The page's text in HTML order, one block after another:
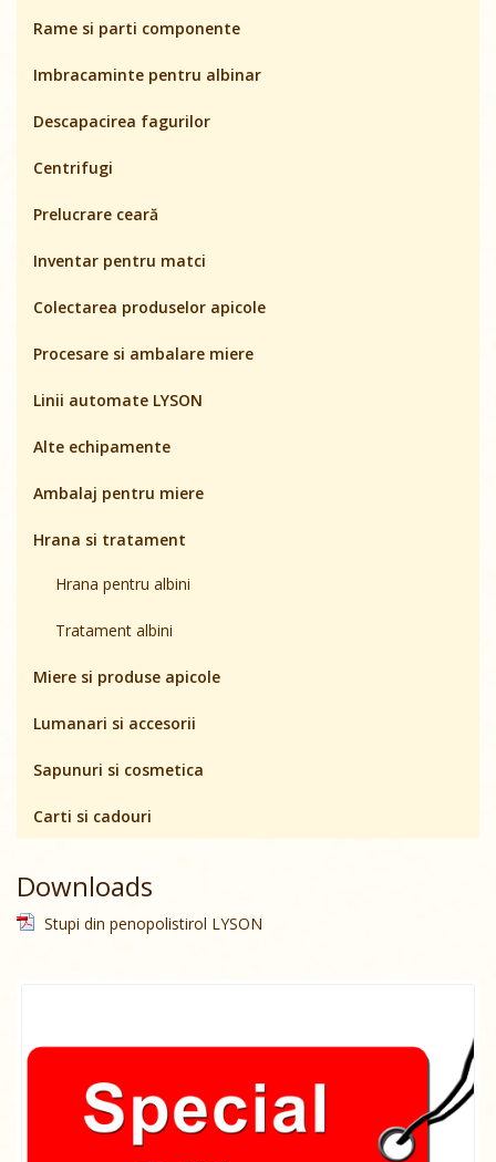
Rame si parti componente
Imbracaminte pentru albinar
Descapacirea fagurilor
Centrifugi
Prelucrare ceară
Inventar pentru matci
Colectarea produselor apicole
Procesare si ambalare miere
Linii automate LYSON
Alte echipamente
Ambalaj pentru miere
Hrana si tratament
Hrana pentru albini
Tratament albini
Miere si produse apicole
Lumanari si accesorii
Sapunuri si cosmetica
Carti si cadouri
Downloads
Stupi din penopolistirol LYSON